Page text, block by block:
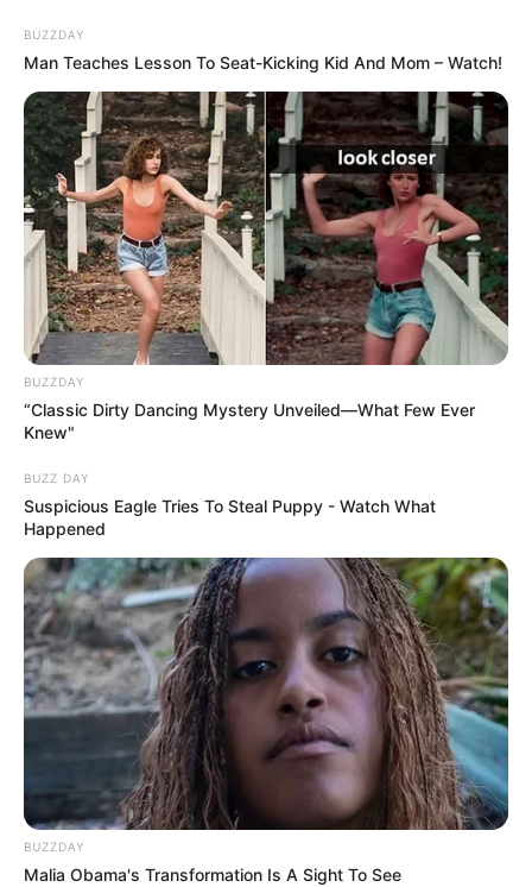
BUZZDAY
Man Teaches Lesson To Seat-Kicking Kid And Mom – Watch!
BUZZDAY
“Classic Dirty Dancing Mystery Unveiled—What Few Ever
Knew"
BUZZ DAY
Suspicious Eagle Tries To Steal Puppy - Watch What
Happened
BUZZDAY
Malia Obama's Transformation Is A Sight To See